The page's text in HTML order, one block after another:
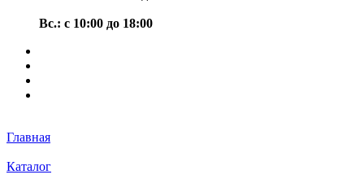
Вс.: с 10:00 до 18:00
Главная
Каталог